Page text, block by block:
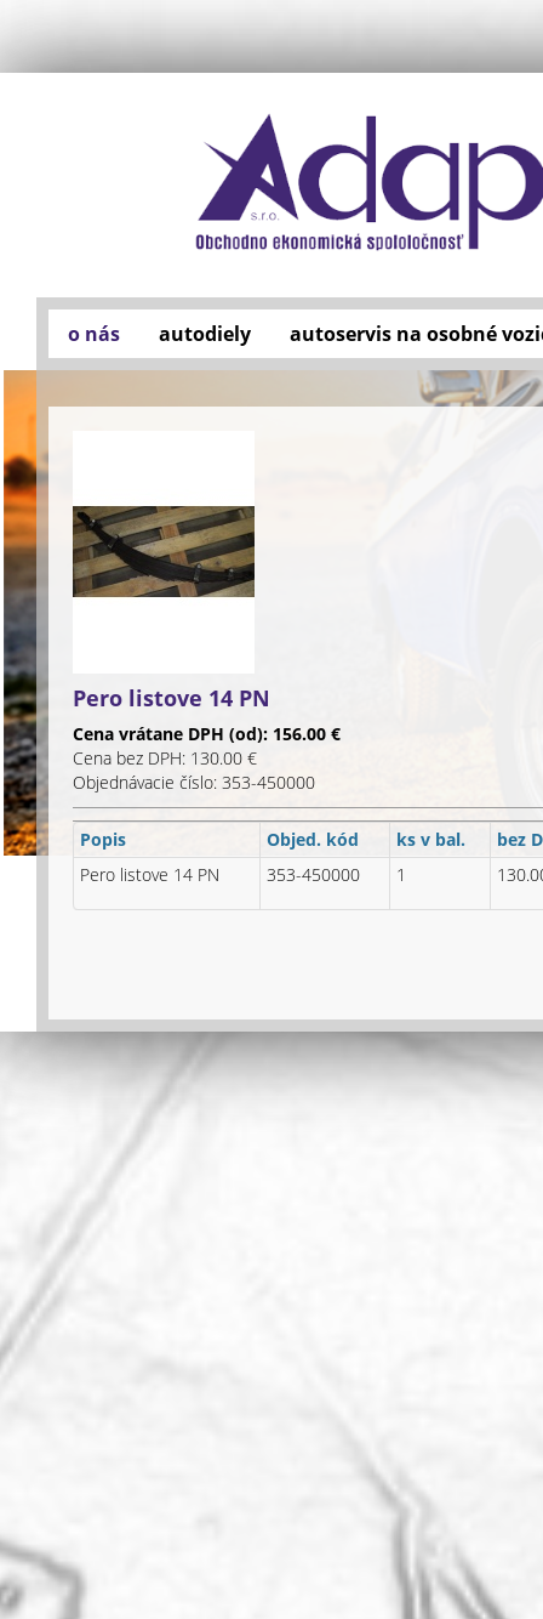
o nás autodiely autoservis na osobné
Pero listove 14 PN
Cena vrátane DPH (od): 156.00 €
Cena bez DPH: 130.00 €
Objednávacie číslo: 353-450000
Popis Objed. kód ks v bal.
bez
Pero listove 14 PN
353-450000 1